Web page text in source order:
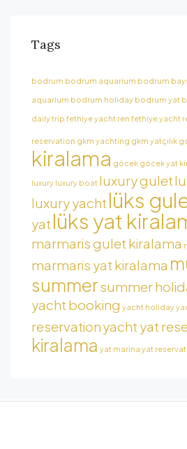
Tags
bodrum bodrum aquarium bodrum
aquarium bodrum holiday bodrum yat
daily trip fethiye yacht ren fethiye yacht
reservation gkm yachting gkm yatçılık
kiralama göcek göcek yat
luxury luxury boat luxury gulet
luxury yacht lüks
yat lüks yat
marmaris gulet kiralama
marmaris yat kiralama
summersummer
yacht booking yacht holiday
reservationyacht yat
kiralama yat marina yat